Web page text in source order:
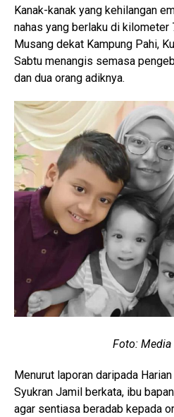
Kanak-kanak yang kehilangan
nahas yang berlaku di kilometer
Musang dekat Kampung Pahi,
Sabtu menangis semasa
dan dua orang adiknya.
Foto:
Menurut laporan daripada
Syukran Jamil berkata, ibu
agar sentiasa beradab kepada